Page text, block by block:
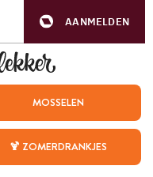
AANMELDEN
MOSSELEN
🍹 ZOMERDRANKJES